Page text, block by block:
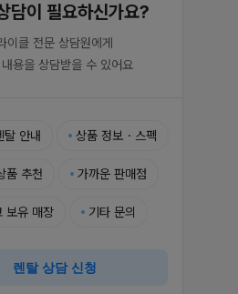
담이 필요하신가요?
이클 전문 상담원에게
용을 상담받을 수 있어요
탈 안내 상품 정보・스펙
품 추천 가까운 판매점
보유 매장 기타 문의
렌탈 상담 신청